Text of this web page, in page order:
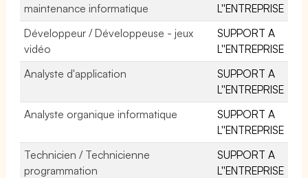
maintenance informatique
L''ENTREPRISE
Développeur / Développeuse - jeux
vidéo
SUPPORT A
L''ENTREPRISE
Analyste d'application
SUPPORT A
L''ENTREPRISE
Analyste organique informatique
SUPPORT A
L''ENTREPRISE
Technicien / Technicienne
programmation
SUPPORT A
L''ENTREPRISE